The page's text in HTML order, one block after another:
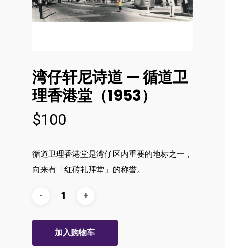
湾仔轩尼诗道 — 循道卫
理香港堂（1953）
$100
循道卫理香港堂是湾仔区内重要的地标之一，
向来有「红砖礼拜堂」的称誉。
加入购物车